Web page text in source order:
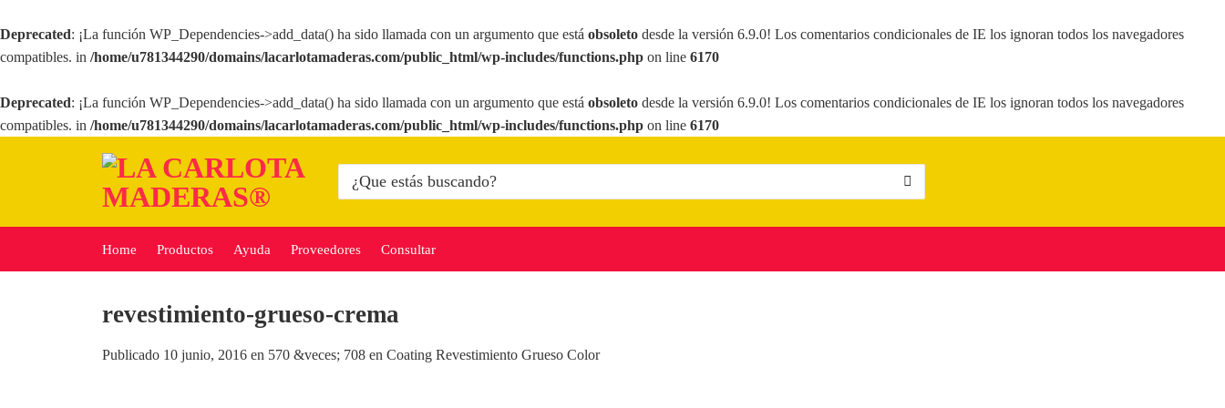
Deprecated: ¡La función WP_Dependencies->add_data() ha sido llamada con un argumento que está obsoleto desde la versión 6.9.0! Los comentarios condicionales de IE los ignoran todos los navegadores
compatibles. in /home/u781344290/domains/lacarlotamaderas.com/public_html/wp-includes/functions.php on line 6170
Deprecated: ¡La función WP_Dependencies->add_data() ha sido llamada con un argumento que está obsoleto desde la versión 6.9.0! Los comentarios condicionales de IE los ignoran todos los navegadores
compatibles. in /home/u781344290/domains/lacarlotamaderas.com/public_html/wp-includes/functions.php on line 6170
por:
Home Productos Ayuda Proveedores Consultar
revestimiento-grueso-crema
Publicado 10 junio, 2016 en 570 &veces; 708 en Coating Revestimiento Grueso Color